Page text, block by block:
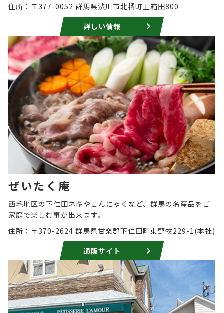
住所：〒377-0052 群馬県渋川市北橘町上箱田800
詳しい情報
ぜいたく庵
西毛地区の下仁田ネギやこんにゃくなど、群馬の名産品をご
家庭で楽しむ事が出来ます。
住所：〒370-2624 群馬県甘楽郡下仁田町東野牧229-1(本社)
通販サイト